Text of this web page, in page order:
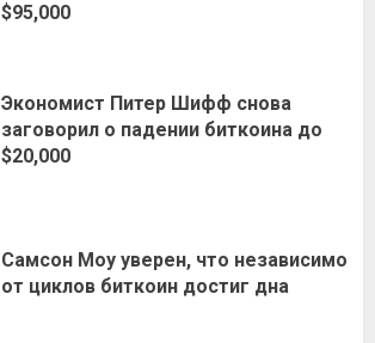
$95,000
Экономист Питер Шифф снова
заговорил о падении биткоина до
$20,000
Самсон Моу уверен, что независимо
от циклов биткоин достиг дна